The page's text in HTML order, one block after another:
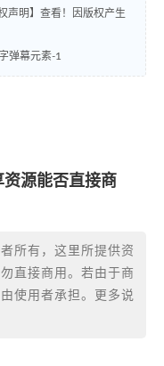
声明】查看！因版权产生
弹幕元素-1
源能否直接商
所有，这里所提供资
直接商用。若由于商
使用者承担。更多说